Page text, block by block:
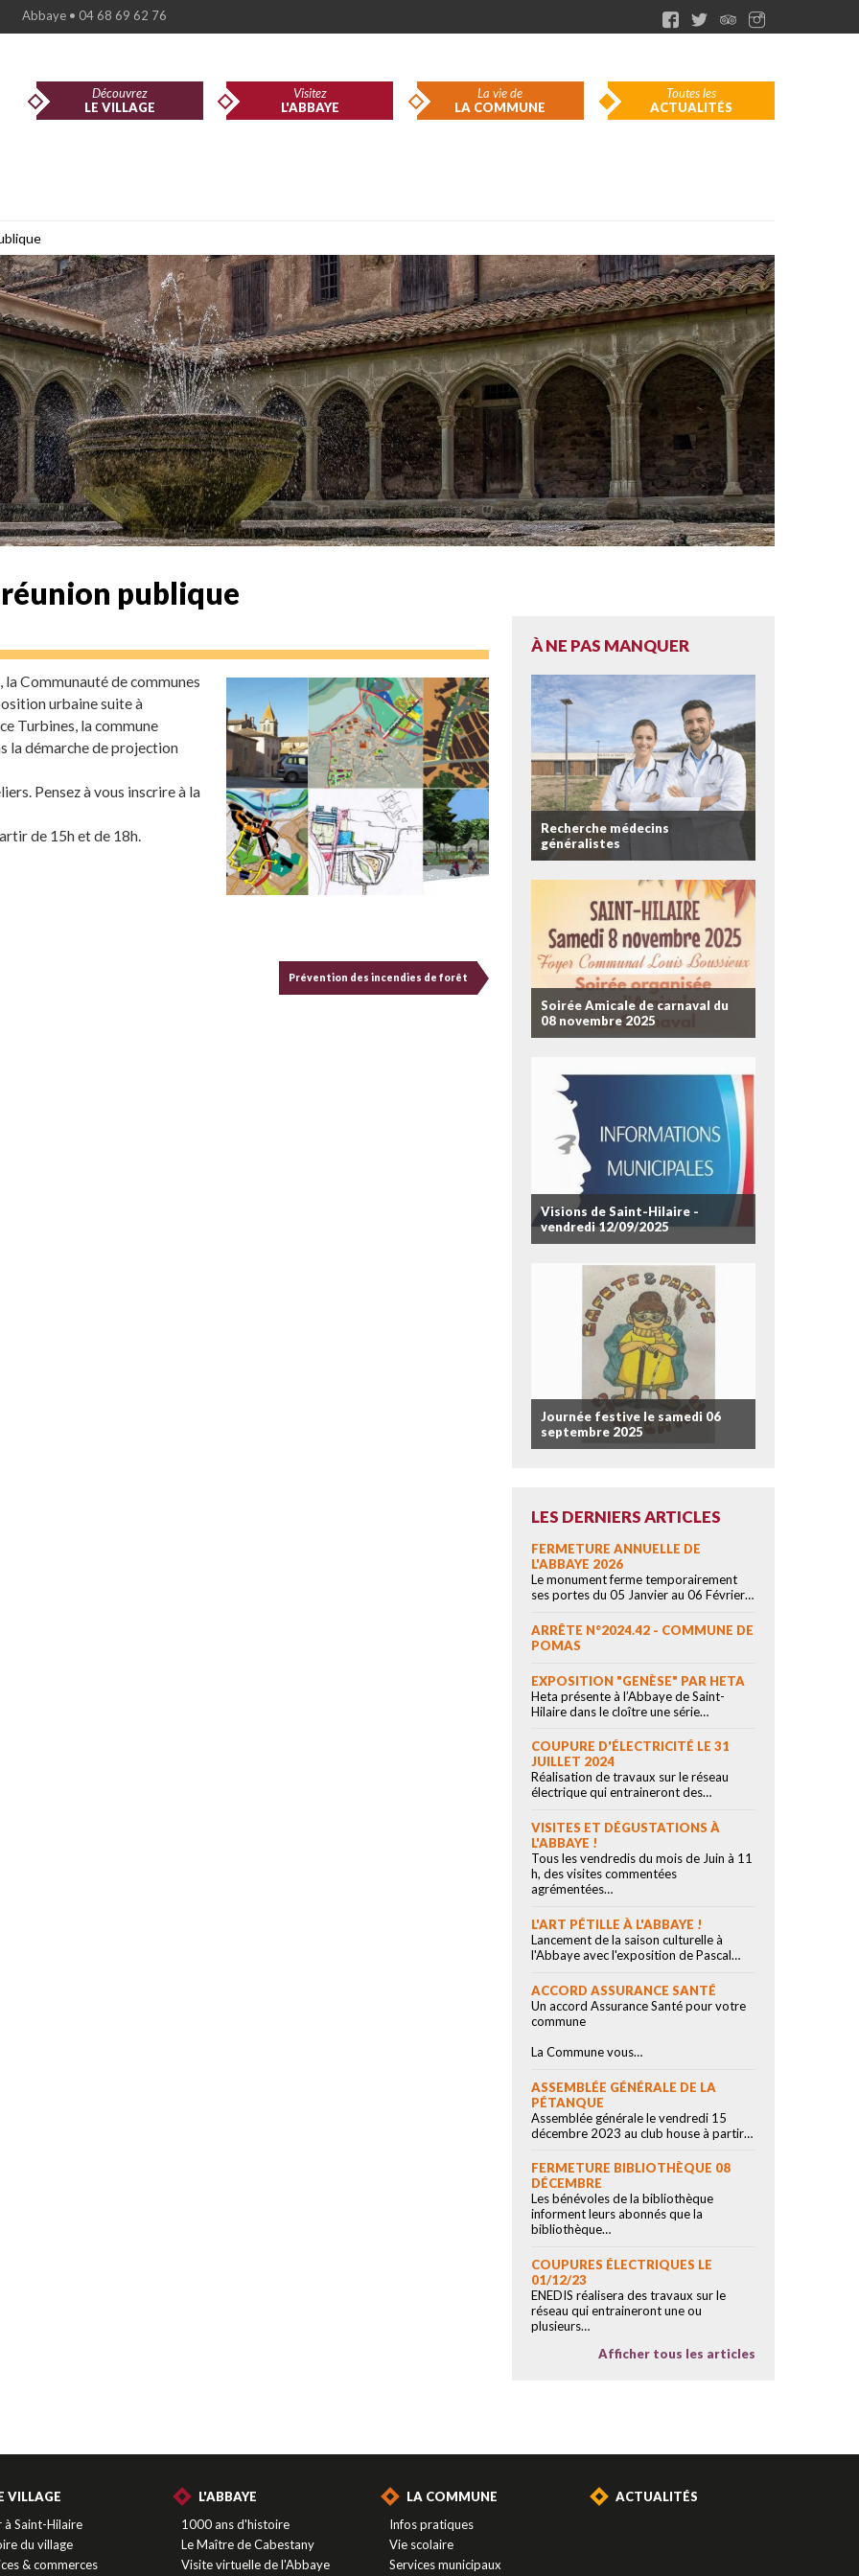
Abbaye • 04 68 69 62 76
Découvrez
LE VILLAGE
Visitez
L'ABBAYE
La vie de
LA COMMUNE
Toutes les
ACTUALITÉS
À NE PAS MANQUER
Recherche médecins
généralistes
Soirée Amicale de carnaval du
08 novembre 2025
Visions de Saint-Hilaire -
vendredi 12/09/2025
Journée festive le samedi 06
septembre 2025
LES DERNIERS ARTICLES
FERMETURE ANNUELLE DE
L'ABBAYE 2026
Le monument ferme temporairement
ses portes du 05 Janvier au 06 Février…
ARRÊTE N°2024.42 - COMMUNE DE
POMAS
EXPOSITION "GENÈSE" PAR HETA
Heta présente à l’Abbaye de Saint-
Hilaire dans le cloître une série…
COUPURE D'ÉLECTRICITÉ LE 31
JUILLET 2024
Réalisation de travaux sur le réseau
électrique qui entraineront des…
VISITES ET DÉGUSTATIONS À
L'ABBAYE !
Tous les vendredis du mois de Juin à 11
h, des visites commentées
agrémentées…
L'ART PÉTILLE À L'ABBAYE !
Lancement de la saison culturelle à
l'Abbaye avec l'exposition de Pascal…
ACCORD ASSURANCE SANTÉ
Un accord Assurance Santé pour votre
commune
La Commune vous…
ASSEMBLÉE GÉNÉRALE DE LA
PÉTANQUE
Assemblée générale le vendredi 15
décembre 2023 au club house à partir…
FERMETURE BIBLIOTHÈQUE 08
DÉCEMBRE
Les bénévoles de la bibliothèque
informent leurs abonnés que la
bibliothèque…
COUPURES ÉLECTRIQUES LE
01/12/23
ENEDIS réalisera des travaux sur le
réseau qui entraineront une ou
plusieurs…
Afficher tous les articles
publique
Communauté de communes
urbaine suite à
Turbines, la commune
la démarche de projection
Pensez à vous inscrire à la
de 15h et de 18h.
Prévention des incendies de forêt
VILLAGE
à Saint-Hilaire
du village
& commerces
L'ABBAYE
1000 ans d'histoire
Le Maître de Cabestany
Visite virtuelle de l'Abbaye
LA COMMUNE
Infos pratiques
Vie scolaire
Services municipaux
ACTUALITÉS